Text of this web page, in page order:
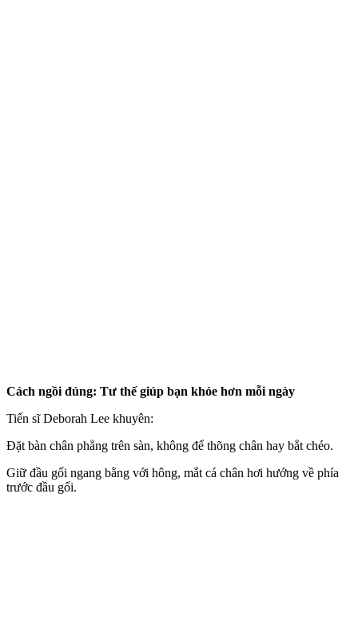
Cách ngồi đúng: Tư thế giúp bạn khỏe hơn mỗi ngày
Tiến sĩ Deborah Lee khuyên:
Đặt bàn chân phẳng trên sàn, không để thõng chân hay bắt chéo.
Giữ đầu gối ngang bằng với hông, mắt cá chân hơi hướng về phía
trước đầu gối.